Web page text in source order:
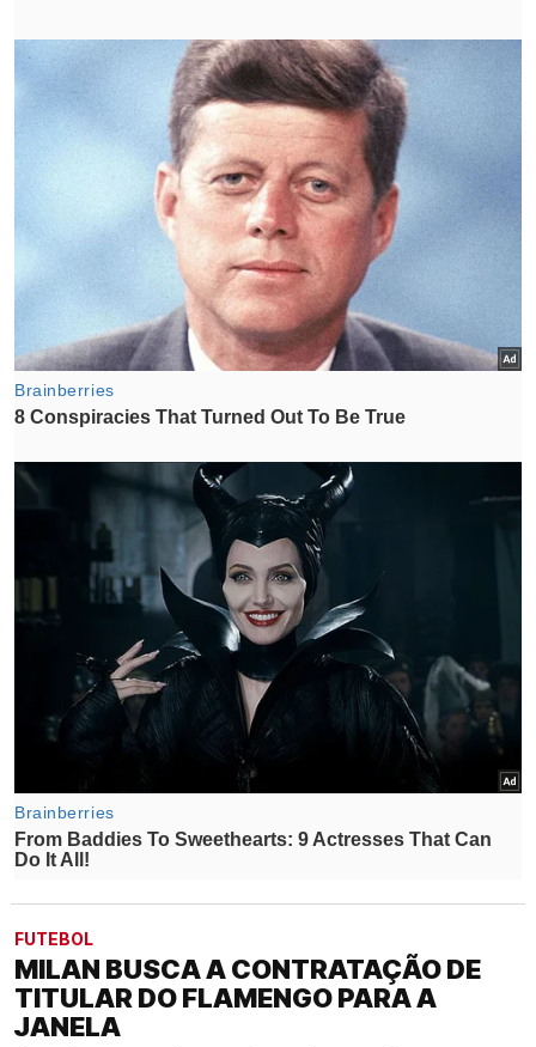
FUTEBOL
MILAN BUSCA A CONTRATAÇÃO DE
TITULAR DO FLAMENGO PARA A
JANELA